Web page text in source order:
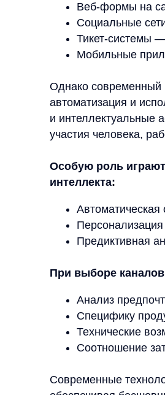
Персонализация
Предиктивная
При выборе каналов
Специфику
Технические
Соотношение
обеспечивая бесшовный
поддержки. Это
обращений может
Ключевые
для eCommerce-
при внедрении
Рост конверсии
Быстрая и
совершат покупку, если